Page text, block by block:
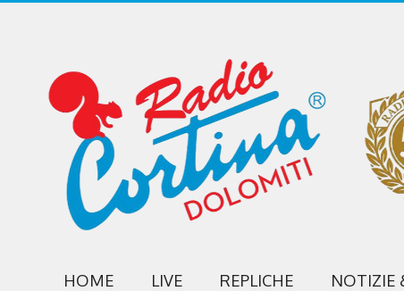
HOME LIVE REPLICHE NOTIZIE